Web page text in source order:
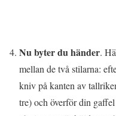
Nu byter du händer.
mellan de två stilarna:
kniv på kanten av
tre) och överför din